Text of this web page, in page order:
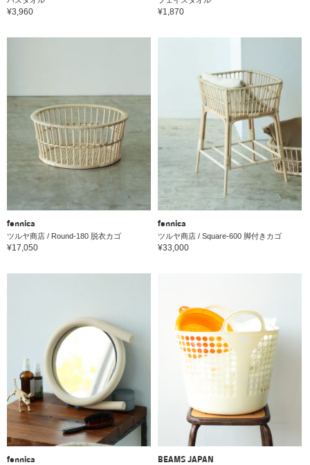
¥3,960 ¥1,870
fennica
ツルヤ商店 / Round-180 脱衣カゴ
¥17,050
fennica
ツルヤ商店 / Square-600 脚付きカゴ
¥33,000
fennica
BEAMS JAPAN